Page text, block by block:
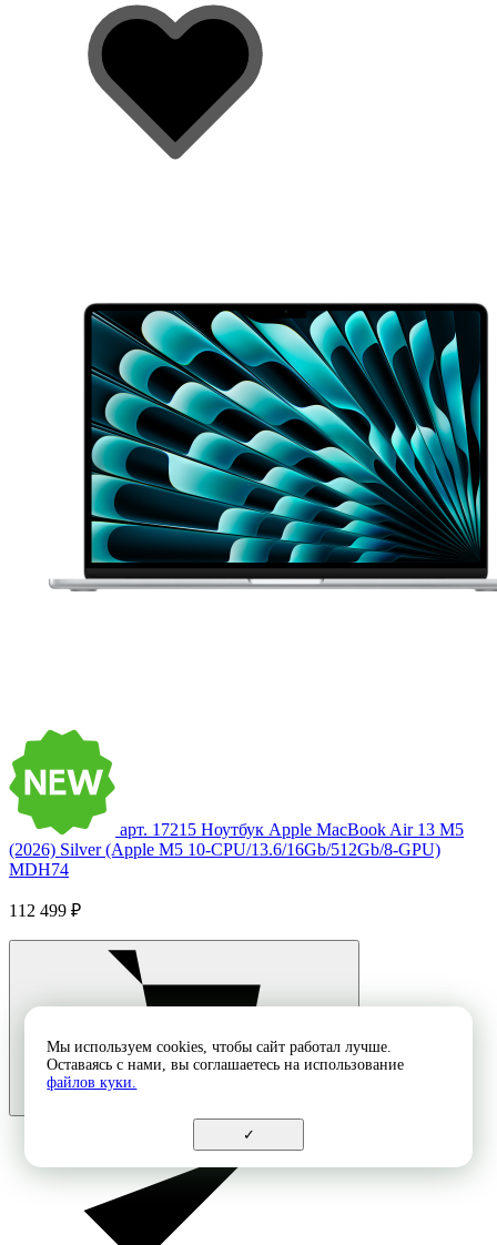
арт. 17215 Ноутбук Apple MacBook Air 13 M5
(2026) Silver (Apple M5 10-CPU/13.6/16Gb/512Gb/8-GPU)
MDH74
112 499 ₽
Мы используем cookies, чтобы сайт работал лучше.
Оставаясь с нами, вы соглашаетесь на использование
файлов куки.
✓